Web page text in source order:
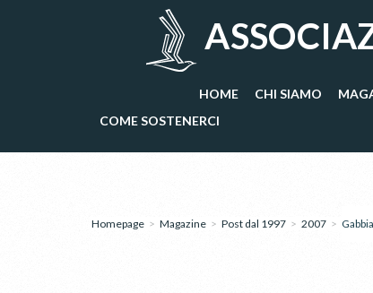
HOME CHI SIAMO
COME SOSTENERCI
Homepage > Magazine > Post dal 1997 > 2007 >